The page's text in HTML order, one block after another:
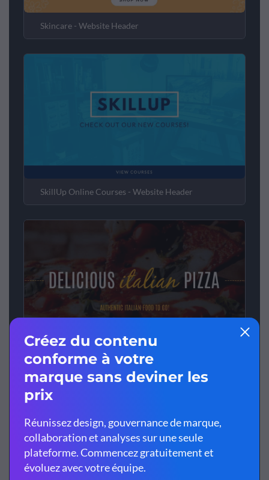
Skincare - Website Header
SkillUp Online Courses - Website Header
Italian Restaurant - Website Header